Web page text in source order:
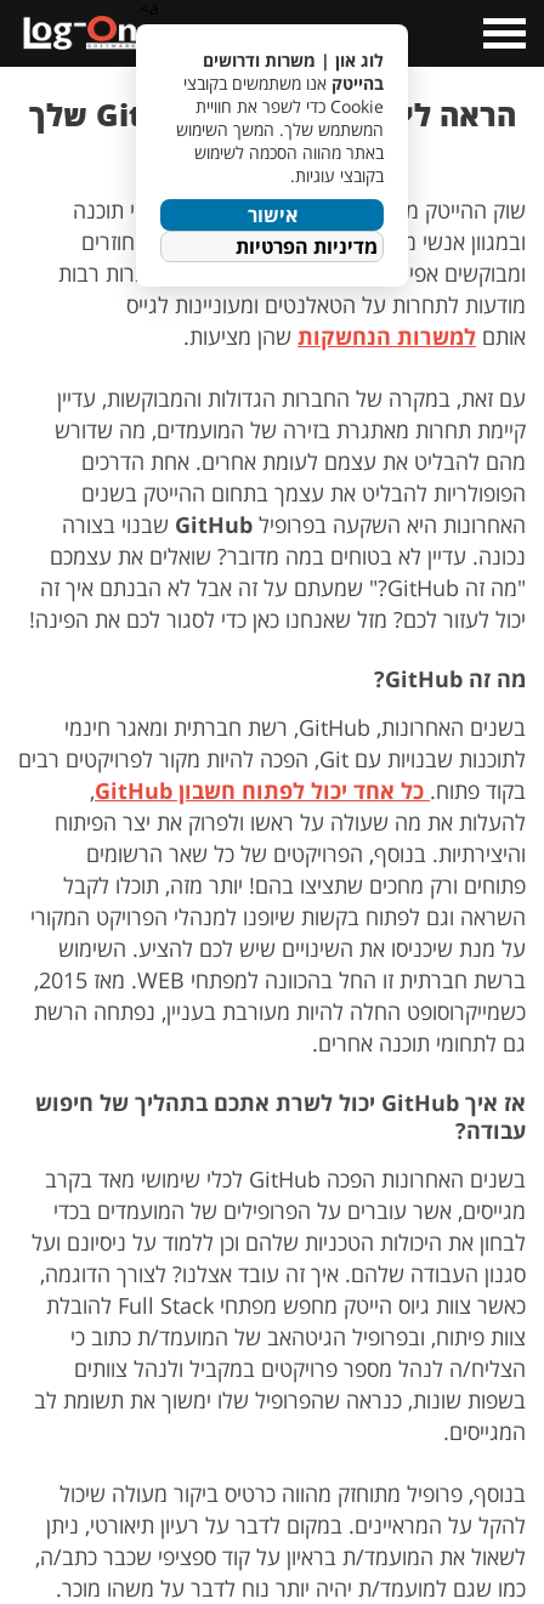
Menu
הראה לי את פרופיל ה- GitHub שלך
ואומר לך מי אתה
שוק ההייטק מלא במהנדסים, במפתחים בבודקי תוכנה
ובמגוון אנשי מקצוע, אשר מוצאים את עצמם מחוזרים
ומבוקשים אפילו יותר מלחמניות אחרי פסח. חברות רבות
מודעות לתחרות על הטאלנטים ומעוניינות לגייס
אותם למשרות הנחשקות שהן מציעות.
עם זאת, במקרה של החברות הגדולות והמבוקשות, עדיין
קיימת תחרות מאתגרת בזירה של המועמדים, מה שדורש
מהם להבליט את עצמם לעומת אחרים. אחת הדרכים
הפופולריות להבליט את עצמך בתחום ההייטק בשנים
האחרונות היא השקעה בפרופיל GitHub שבנוי בצורה
נכונה. עדיין לא בטוחים במה מדובר? שואלים את עצמכם
"מה זה GitHub?" שמעתם על זה אבל לא הבנתם איך זה
יכול לעזור לכם? מזל שאנחנו כאן כדי לסגור לכם את הפינה!
מה זה GitHub?
בשנים האחרונות, GitHub, רשת חברתית ומאגר חינמי
לתוכנות שבנויות עם Git, הפכה להיות מקור לפרויקטים רבים
בקוד פתוח. כל אחד יכול לפתוח חשבון GitHub
,
להעלות את מה שעולה על ראשו ולפרוק את יצר הפיתוח
והיצירתיות. בנוסף, הפרויקטים של כל שאר הרשומים
פתוחים ורק מחכים שתציצו בהם! יותר מזה, תוכלו לקבל
השראה וגם לפתוח בקשות שיופנו למנהלי הפרויקט המקורי
על מנת שיכניסו את השינויים שיש לכם להציע. השימוש
ברשת חברתית זו החל בהכוונה למפתחי WEB. מאז 2015,
כשמייקרוסופט החלה להיות מעורבת בעניין, נפתחה הרשת
גם לתחומי תוכנה אחרים.
אז איך GitHub יכול לשרת אתכם בתהליך של חיפוש
עבודה?
בשנים האחרונות הפכה GitHub לכלי שימושי מאד בקרב
מגייסים, אשר עוברים על הפרופילים של המועמדים בכדי
לבחון את היכולות הטכניות שלהם וכן ללמוד על ניסיונם ועל
סגנון העבודה שלהם. איך זה עובד אצלנו? לצורך הדוגמה,
כאשר צוות גיוס הייטק מחפש מפתחי Full Stack להובלת
צוות פיתוח, ובפרופיל הגיטהאב של המועמד/ת כתוב כי
הצליח/ה לנהל מספר פרויקטים במקביל ולנהל צוותים
בשפות שונות, כנראה שהפרופיל שלו ימשוך את תשומת לב
המגייסים.
בנוסף, פרופיל מתוחזק מהווה כרטיס ביקור מעולה שיכול
להקל על המראיינים. במקום לדבר על רעיון תיאורטי, ניתן
לשאול את המועמד/ת בראיון על קוד ספציפי שכבר כתב/ה,
כמו שגם למועמד/ת יהיה יותר נוח לדבר על משהו מוכר.
לוג און | משרות ודרושים
בהייטק אנו משתמשים בקובצי
Cookie כדי לשפר את חוויית
המשתמש שלך. המשך השימוש
באתר מהווה הסכמה לשימוש
בקובצי עוגיות.
אישור
מדיניות הפרטיות